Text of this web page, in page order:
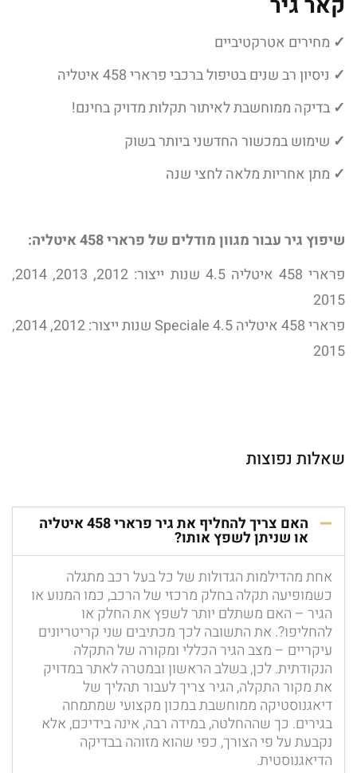
✓ מחירים אטרקטיביים
✓ ניסיון רב שנים בטיפול ברכבי פרארי 458 איטליה
✓ בדיקה ממוחשבת לאיתור תקלות מדויק בחינם!
✓ שימוש במכשור החדשני ביותר בשוק
✓ מתן אחריות מלאה לחצי שנה
שיפוץ גיר עבור מגוון מודלים של פרארי 458 איטליה:
פרארי 458 איטליה 4.5 שנות ייצור: 2012, 2013, 2014,
2015
פרארי 458 איטליה 4.5 Speciale שנות ייצור: 2012, 2014,
2015
שאלות נפוצות
האם צריך להחליף את גיר פרארי 458 איטליה
או שניתן לשפץ אותו?
אחת מהדילמות הגדולות של כל בעל רכב מתגלה
כשמופיעה תקלה בחלק מרכזי של הרכב, כמו המנוע או
הגיר – האם משתלם יותר לשפץ את החלק או
להחליפו?. את התשובה לכך מכתיבים שני קריטריונים
עיקריים – מצב הגיר הכללי ומקורה של התקלה
הנקודתית. לכן, בשלב הראשון ובמטרה לאתר במדויק
את מקור התקלה, הגיר צריך לעבור תהליך של
דיאגנוסטיקה ממוחשבת במכון מקצועי שמתמחה
בגירים. כך שההחלטה, במידה רבה, אינה בידיכם, אלא
נקבעת על פי הצורך, כפי שהוא מזוהה בבדיקה
הדיאגנוסטית.